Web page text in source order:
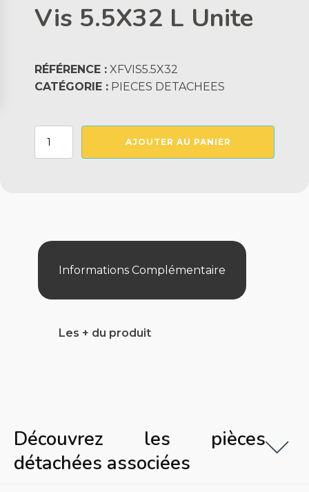
Vis 5.5X32 L Unite
RÉFÉRENCE : XFVIS5.5X32
CATÉGORIE : PIECES DETACHEES
quantité
AJOUTER AU PANIER
Informations Complémentaire
Les + du produit
Découvrez les pièces
détachées associées